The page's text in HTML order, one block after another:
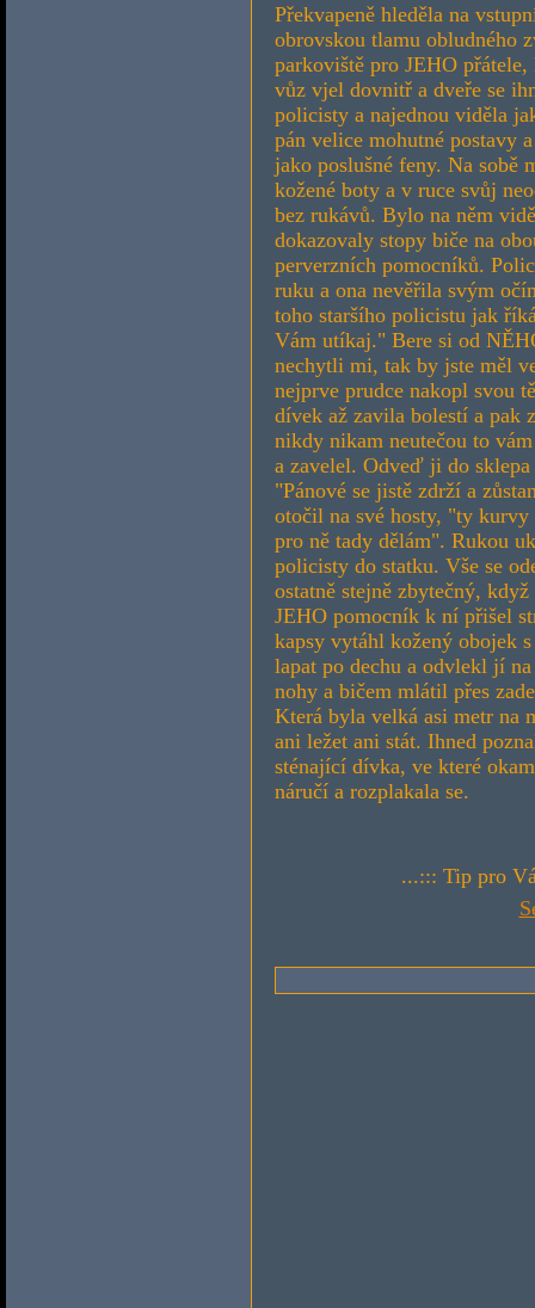
Překvapeně hleděla na
obrovskou tlamu obludného
parkoviště pro JEHO
vůz vjel dovnitř a dveře se
policisty a najednou viděla
pán velice mohutné postavy
jako poslušné feny. Na sobě
kožené boty a v ruce svůj
bez rukávů. Bylo na něm
dokazovaly stopy biče na
perverzních pomocníků.
ruku a ona nevěřila svým
toho staršího policistu jak
Vám utíkaj." Bere si od
nechytli mi, tak by jste měl
nejprve prudce nakopl svou
dívek až zavila bolestí a pak
nikdy nikam neutečou to
a zavelel. Odveď ji do
"Pánové se jistě zdrží a
otočil na své hosty, "ty kurvy
pro ně tady dělám". Rukou
policisty do statku. Vše se
ostatně stejně zbytečný,
JEHO pomocník k ní přišel
kapsy vytáhl kožený obojek
lapat po dechu a odvlekl jí
nohy a bičem mlátil přes
Která byla velká asi metr na
ani ležet ani stát. Ihned
sténající dívka, ve které
náručí a rozplakala se.
...::: Tip pro